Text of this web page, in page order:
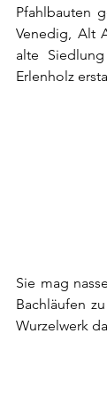
Pfahlbauten
Venedig, Alt
alte
Erlenholz
Sie mag
Bachläufen
Wurzelwerk